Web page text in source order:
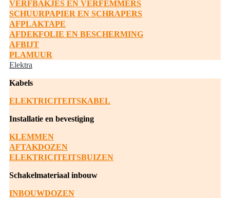
VERFBAKJES EN VERFEMMERS
SCHUURPAPIER EN SCHRAPERS
AFPLAKTAPE
AFDEKFOLIE EN BESCHERMING
AFBIJT
PLAMUUR
Elektra
Kabels
ELEKTRICITEITSKABEL
Installatie en bevestiging
KLEMMEN
AFTAKDOZEN
ELEKTRICITEITSBUIZEN
Schakelmateriaal inbouw
INBOUWDOZEN